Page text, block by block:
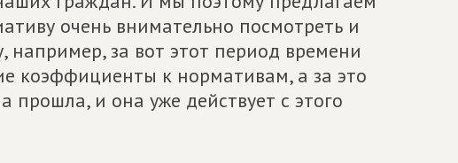
очень внимательно посмотреть и
например, за вот этот период времени
коэффициенты к нормативам, а за это
прошла, и она уже действует с этого